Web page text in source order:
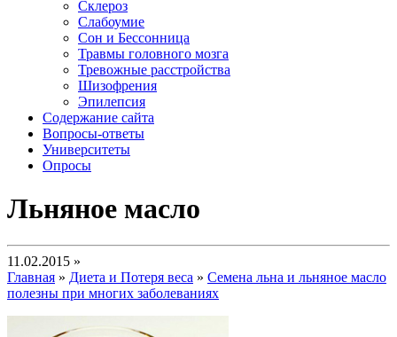
Склероз
Слабоумие
Сон и Бессонница
Травмы головного мозга
Тревожные расстройства
Шизофрения
Эпилепсия
Содержание сайта
Вопросы-ответы
Университеты
Опросы
Льняное масло
11.02.2015 »
Главная » Диета и Потеря веса » Семена льна и льняное масло
полезны при многих заболеваниях